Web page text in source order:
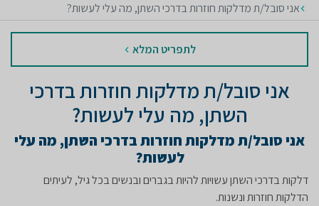
אני סובל/ת מדלקות חוזרות בדרכי השתן, מה עלי לעשות?
לתפריט המלא
אני סובל/ת מדלקות חוזרות בדרכי
השתן, מה עלי לעשות?
אני סובל/ת מדלקות חוזרות בדרכי השתן, מה עלי
לעשות?
דלקות בדרכי השתן עשויות להיות בגברים ובנשים בכל גיל, לעיתים
הדלקות חוזרות ונשנות.